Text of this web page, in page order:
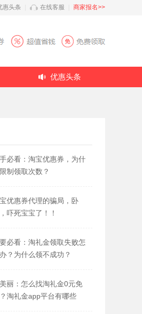
惠头条 在线客服 商家报名>>
优惠头条
必看：淘宝优惠券，为什
制领取次数？
优惠券代理的骗局，卧
吓死宝宝了！！
必看：淘礼金领取失败怎
？为什么领不成功？
丽：怎么找淘礼金0元免
淘礼金app平台有哪些